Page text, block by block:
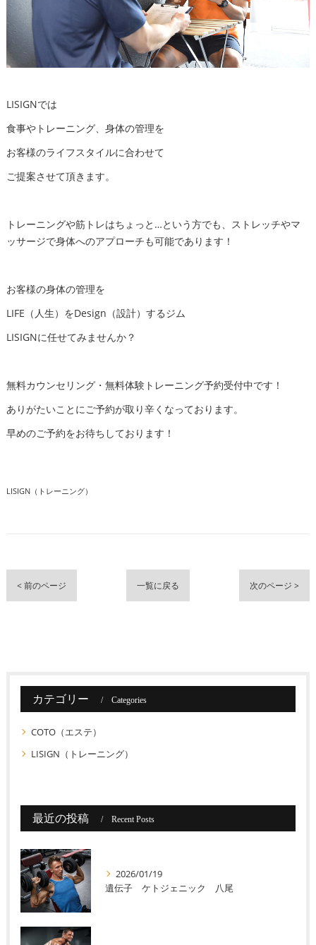
LISIGNでは
食事やトレーニング、身体の管理を
お客様のライフスタイルに合わせて
ご提案させて頂きます。
トレーニングや筋トレはちょっと…という方でも、ストレッチやマ
ッサージで身体へのアプローチも可能であります！
お客様の身体の管理を
LIFE（人生）をDesign（設計）するジム
LISIGNに任せてみませんか？
無料カウンセリング・無料体験トレーニング予約受付中です！
ありがたいことにご予約が取り辛くなっております。
早めのご予約をお待ちしております！
LISIGN（トレーニング）
< 前のページ 一覧に戻る 次のページ >
カテゴリー Categories
COTO（エステ）
LISIGN（トレーニング）
最近の投稿 Recent Posts
2026/01/19
遺伝子 ケトジェニック 八尾